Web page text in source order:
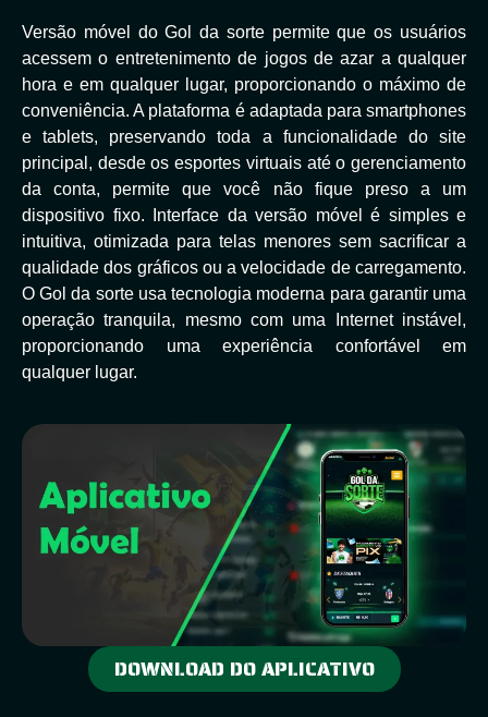
Versão móvel do Gol da sorte permite que os usuários
acessem o entretenimento de jogos de azar a qualquer
hora e em qualquer lugar, proporcionando o máximo de
conveniência. A plataforma é adaptada para smartphones
e tablets, preservando toda a funcionalidade do site
principal, desde os esportes virtuais até o gerenciamento
da conta, permite que você não fique preso a um
dispositivo fixo. Interface da versão móvel é simples e
intuitiva, otimizada para telas menores sem sacrificar a
qualidade dos gráficos ou a velocidade de carregamento.
O Gol da sorte usa tecnologia moderna para garantir uma
operação tranquila, mesmo com uma Internet instável,
proporcionando uma experiência confortável em
qualquer lugar.
DOWNLOAD DO APLICATIVO